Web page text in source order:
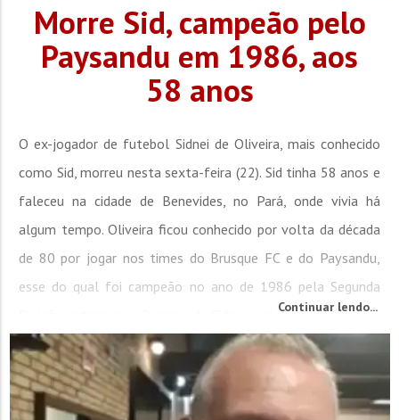
Morre Sid, campeão pelo
Paysandu em 1986, aos
58 anos
O ex-jogador de futebol Sidnei de Oliveira, mais conhecido
como Sid, morreu nesta sexta-feira (22). Sid tinha 58 anos e
faleceu na cidade de Benevides, no Pará, onde vivia há
algum tempo. Oliveira ficou conhecido por volta da década
de 80 por jogar nos times do Brusque FC e do Paysandu,
esse do qual foi campeão no ano de 1986 pela Segunda
Divisão catarinense. O corpo de Sidnei será transladado para
Brusque. Entretanto, não há...
Continuar lendo...